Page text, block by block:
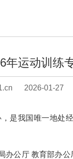
年运动训练
2026-01-27
是我国唯一地处
公厅 教育部办